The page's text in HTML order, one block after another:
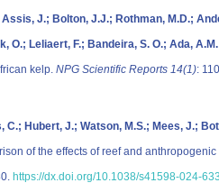
Assis, J.; Bolton, J.J.; Rothman, M.D.;
O.; Leliaert, F.; Bandeira, S. O.; Ada,
kelp. NPG Scientific Reports 14(1):
C.; Hubert, J.; Watson, M.S.; Mees, J.;
of the effects of reef and
https://dx.doi.org/10.1038/s41598-024-